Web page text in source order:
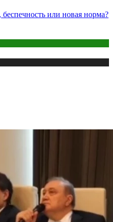
или новая норма?